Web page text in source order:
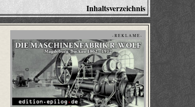
Inhaltsverzeichnis
- R E K L A M E -